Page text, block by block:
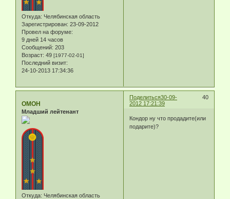
Откуда: Челябинская область
Зарегистрирован: 23-09-2012
Провел на форуме:
9 дней 14 часов
Сообщений: 203
Возраст: 49 [1977-02-01]
Последний визит:
24-10-2013 17:34:36
Поделиться 40
30-09-
2012 17:21:39
ОМОН
Младший лейтенант
Откуда: Челябинская область
Кондор ну что продадите(или
подарите)?